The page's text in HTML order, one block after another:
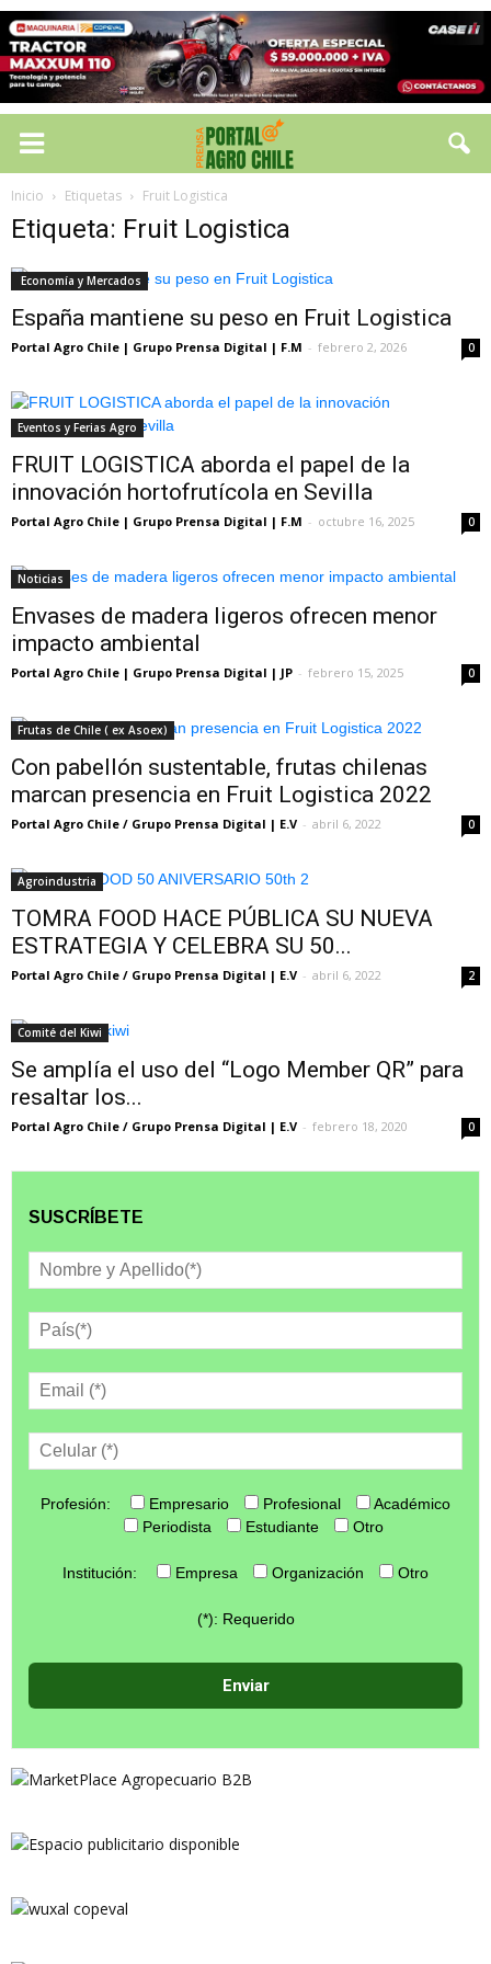
Inicio Etiquetas Fruit Logistica
Etiqueta: Fruit Logistica
Economía y Mercados
España mantiene su peso en Fruit Logistica
Portal Agro Chile | Grupo Prensa Digital | F.M - febrero 2, 2026 0
Eventos y Ferias Agro
FRUIT LOGISTICA aborda el papel de la
innovación hortofrutícola en Sevilla
Portal Agro Chile | Grupo Prensa Digital | F.M - octubre 16, 2025 0
Noticias
Envases de madera ligeros ofrecen menor
impacto ambiental
Portal Agro Chile | Grupo Prensa Digital | JP - febrero 15, 2025 0
Frutas de Chile ( ex Asoex)
Con pabellón sustentable, frutas chilenas
marcan presencia en Fruit Logistica 2022
Portal Agro Chile / Grupo Prensa Digital | E.V - abril 6, 2022 0
Agroindustria
TOMRA FOOD HACE PÚBLICA SU NUEVA
ESTRATEGIA Y CELEBRA SU 50...
Portal Agro Chile / Grupo Prensa Digital | E.V - abril 6, 2022 2
Comité del Kiwi
Se amplía el uso del “Logo Member QR” para
resaltar los...
Portal Agro Chile / Grupo Prensa Digital | E.V - febrero 18, 2020 0
SUSCRÍBETE
Profesión: Empresario Profesional
Académico
Periodista
Estudiante Otro
Institución: Empresa Organización Otro
(*): Requerido